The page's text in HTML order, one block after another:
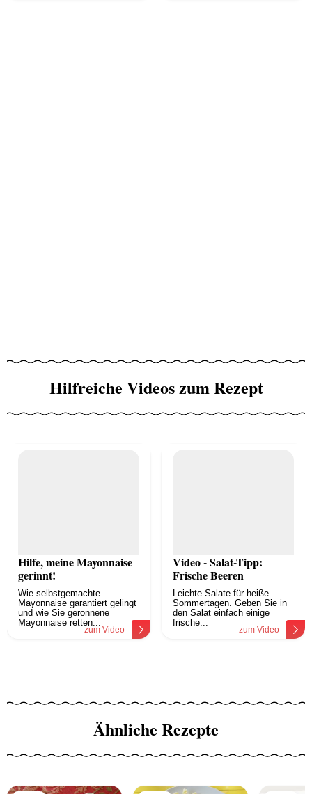
Hilfreiche Videos zum Rezept
Hilfe, meine Mayonnaise
gerinnt!
Wie selbstgemachte
Mayonnaise garantiert gelingt
und wie Sie geronnene
Mayonnaise retten...
zum Video
Video - Salat-Tipp:
Frische Beeren
Leichte Salate für heiße
Sommertagen. Geben Sie in
den Salat einfach einige
frische...
zum Video
Ähnliche Rezepte